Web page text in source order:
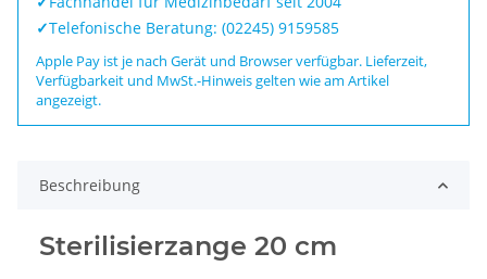
✓Telefonische Beratung: (02245) 9159585
Apple Pay ist je nach Gerät und Browser verfügbar. Lieferzeit,
Verfügbarkeit und MwSt.-Hinweis gelten wie am Artikel
angezeigt.
Beschreibung
Sterilisierzange 20 cm